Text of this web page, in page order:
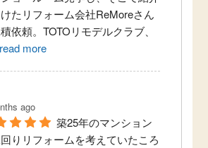
たリフォーム会社ReMoreさん
依頼。TOTOリモデルクラブ、
read more
ago
築25年のマンション
りリフォームを考えていたころ